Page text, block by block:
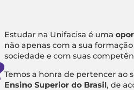
Estudar na Unifacisa é uma
não apenas com a sua
sociedade e com suas
Temos a honra de pertencer ao
Ensino Superior do Brasil, de